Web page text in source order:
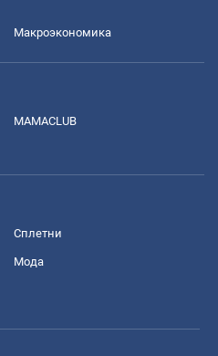
Mакроэкономика
MAMACLUB
Сплетни
Мода